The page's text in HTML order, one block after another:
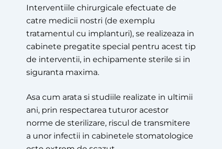
Interventiile chirurgicale efectuate de
catre medicii nostri (de exemplu
tratamentul cu implanturi), se realizeaza in
cabinete pregatite special pentru acest tip
de interventii, in echipamente sterile si in
siguranta maxima.
Asa cum arata si studiile realizate in ultimii
ani, prin respectarea tuturor acestor
norme de sterilizare, riscul de transmitere
a unor infectii in cabinetele stomatologice